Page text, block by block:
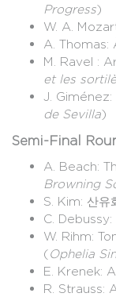
Progress)
W. A.
A. Thomas:
M. Ravel :
et les
J.
de Sevilla)
Semi-Final
A. Beach:
Browning
S. Kim: 산
C.
W. Rihm:
(Ophelia
E. Krenek:
R. Strauss: